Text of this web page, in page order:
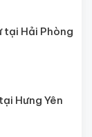
Hải Phòng
Hưng Yên